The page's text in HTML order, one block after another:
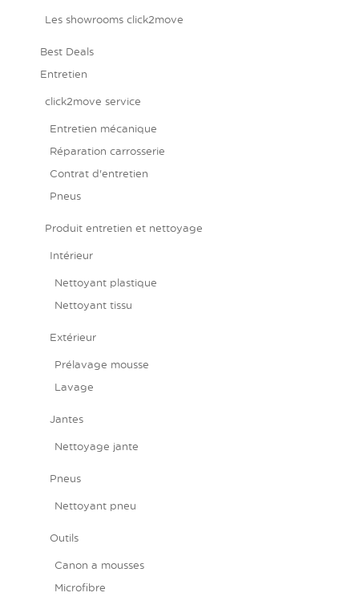
Les showrooms click2move
Best Deals
Entretien
click2move service
Entretien mécanique
Réparation carrosserie
Contrat d'entretien
Pneus
Produit entretien et nettoyage
Intérieur
Nettoyant plastique
Nettoyant tissu
Extérieur
Prélavage mousse
Lavage
Jantes
Nettoyage jante
Pneus
Nettoyant pneu
Outils
Canon a mousses
Microfibre